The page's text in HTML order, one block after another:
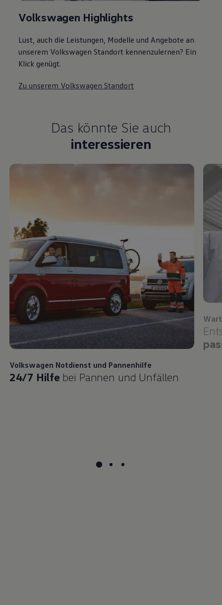
Volkswagen Highlights
Lust, auch die Leistungen, Modelle und Angebote an
unserem Volkswagen Standort kennenzulernen? Ein
Klick genügt.
Zu unserem Volkswagen Standort
Das könnte Sie auch
interessieren
Volkswagen Notdienst und Pannenhilfe
24/7 Hilfe bei Pannen und Unfällen